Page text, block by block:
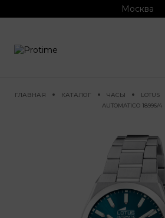
Москва
ГЛАВНАЯ КАТАЛОГ ЧАСЫ LOTUS
AUTOMATICO 18996/4